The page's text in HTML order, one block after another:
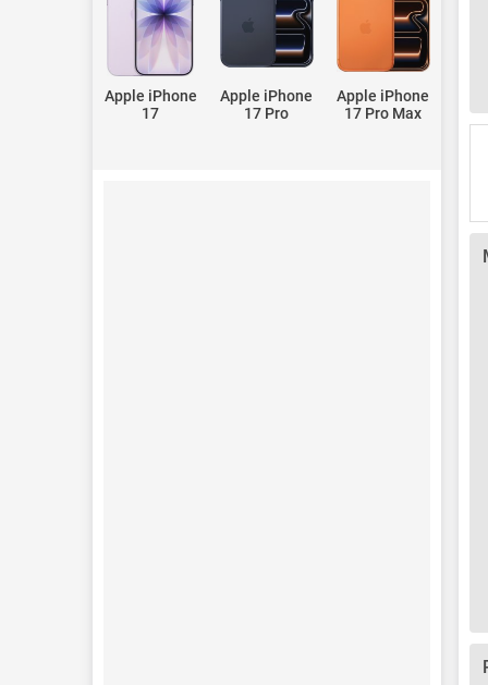
Apple iPhone
17
Apple iPhone
17 Pro
Apple iPhone
17 Pro Max